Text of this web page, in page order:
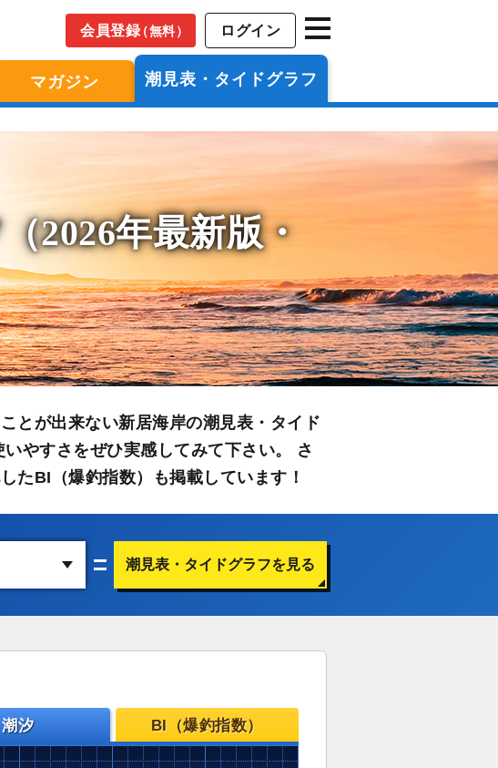
会員登録（無料） ログイン
マガジン 潮見表・タイドグラフ
2026年最新版・
とが出来ない新居海岸の潮見表・タイド
やすさをぜひ実感してみて下さい。 さ
たBI（爆釣指数）も掲載しています！
潮見表・タイドグラフを見る
潮汐 BI（爆釣指数）